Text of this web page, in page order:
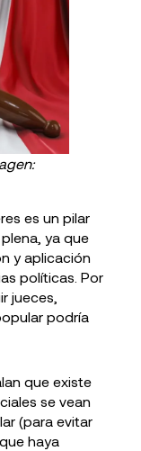
es un pilar
ya que
y aplicación
políticas. Por
jueces,
podría
que existe
se vean
(para evitar
haya